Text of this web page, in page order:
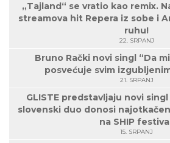
„Tajland“ se vratio kao remix.
streamova hit Repera iz sobe i
ruhu!
22. SRPANJ
Bruno Rački novi singl “Da
posvećuje svim
21. SRPANJ
GLISTE predstavljaju novi
slovenski duo donosi
na SHIP
15. SRPANJ